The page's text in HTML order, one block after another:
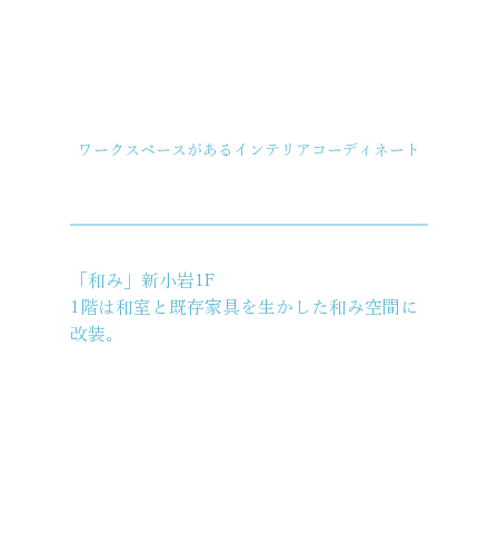
ワークスペースがあるインテリアコーディネート
「和み」新小岩1F
1階は和室と既存家具を生かした和み空間に
改装。